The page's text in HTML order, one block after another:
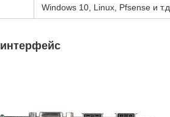
Windows 10, Linux, Pfsense и т.д.